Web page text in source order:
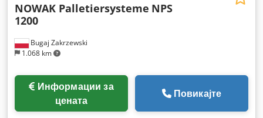
Bugaj Zakrzewski
1.068 km
NOWAK Palletiersysteme NPS
1200
цената
Повикајте